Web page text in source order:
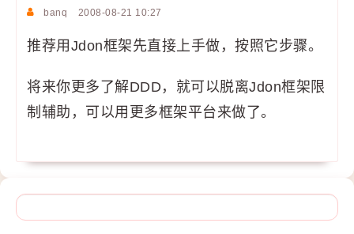
banq 2008-08-21 10:27
推荐用Jdon框架先直接上手做，按照它步骤。
将来你更多了解DDD，就可以脱离Jdon框架限
制辅助，可以用更多框架平台来做了。